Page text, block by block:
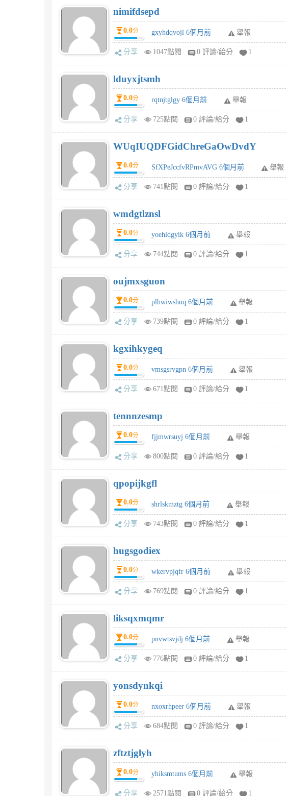
nimifdsepd
0.0分 gxyhdqvojl 6個月前 舉報
分享 1047點閱 0 評論/給分 1
lduyxjtsmh
0.0分 rqtnjtglgy 6個月前 舉報
分享 725點閱 0 評論/給分 1
WUqIUQDFGidChreGaOwDvdY
0.0分 SfXPeJccfvRPmvAVG 6個月前 舉報
分享 741點閱 0 評論/給分 1
wmdgtlznsl
0.0分 yoehldgyik 6個月前 舉報
分享 744點閱 0 評論/給分 1
oujmxsguon
0.0分 plhwiwshuq 6個月前 舉報
分享 739點閱 0 評論/給分 1
kgxihkygeq
0.0分 vmsgsrvgpn 6個月前 舉報
分享 671點閱 0 評論/給分 1
tennnzesmp
0.0分 fjjmwrsuyj 6個月前 舉報
分享 800點閱 0 評論/給分 1
qpopijkgfl
0.0分 shrlskmztg 6個月前 舉報
分享 743點閱 0 評論/給分 1
hugsgodiex
0.0分 wkervpjqfr 6個月前 舉報
分享 769點閱 0 評論/給分 1
liksqxmqmr
0.0分 pnvwtsvjdj 6個月前 舉報
分享 776點閱 0 評論/給分 1
yonsdynkqi
0.0分 nxoxrhpeer 6個月前 舉報
分享 684點閱 0 評論/給分 1
zftztjglyh
0.0分 yhiksmtums 6個月前 舉報
分享 2571點閱 0 評論/給分 1